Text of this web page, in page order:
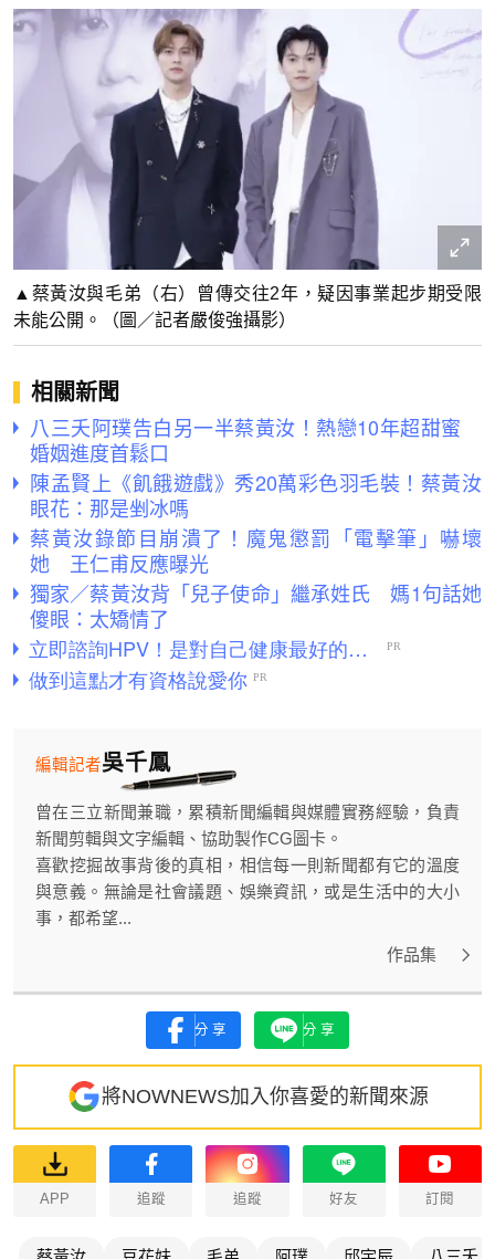
▲蔡黃汝與毛弟（右）曾傳交往2年，疑因事業起步期受限
未能公開。（圖／記者嚴俊強攝影）
相關新聞
八三夭阿璞告白另一半蔡黃汝！熱戀10年超甜蜜
婚姻進度首鬆口
陳孟賢上《飢餓遊戲》秀20萬彩色羽毛裝！蔡黃汝
眼花：那是剉冰嗎
蔡黃汝錄節目崩潰了！魔鬼懲罰「電擊筆」嚇壞
她 王仁甫反應曝光
獨家／蔡黃汝背「兒子使命」繼承姓氏 媽1句話她
傻眼：太矯情了
吳千鳳
編輯記者
曾在三立新聞兼職，累積新聞編輯與媒體實務經驗，負責
新聞剪輯與文字編輯、協助製作CG圖卡。
喜歡挖掘故事背後的真相，相信每一則新聞都有它的溫度
與意義。無論是社會議題、娛樂資訊，或是生活中的大小
事，都希望...
作品集
分享 分享
將NOWNEWS加入你喜愛的新聞來源
APP 追蹤 追蹤 好友 訂閱